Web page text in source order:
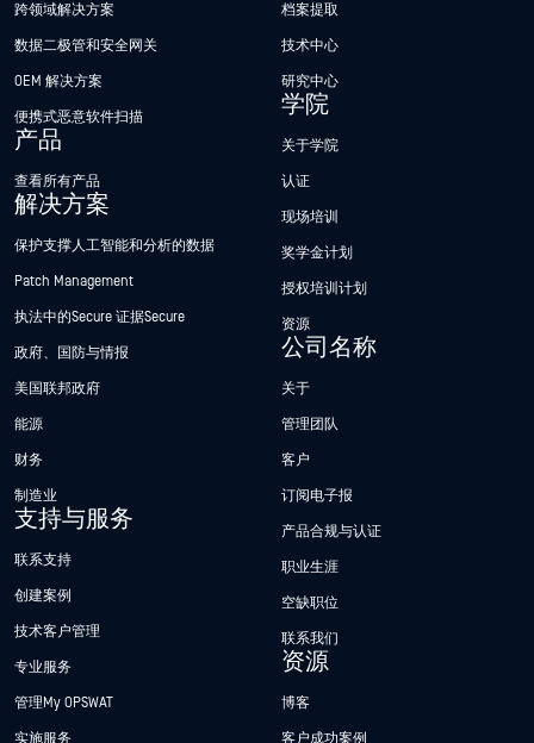
跨领域解决方案
数据二极管和安全网关
OEM 解决方案
便携式恶意软件扫描
产品
查看所有产品
解决方案
保护支撑人工智能和分析的数据
Patch Management
执法中的Secure 证据Secure
政府、国防与情报
美国联邦政府
能源
财务
制造业
支持与服务
联系支持
创建案例
技术客户管理
专业服务
管理My OPSWAT
实施服务
档案提取
技术中心
研究中心
学院
关于学院
认证
现场培训
奖学金计划
授权培训计划
资源
公司名称
关于
管理团队
客户
订阅电子报
产品合规与认证
职业生涯
空缺职位
联系我们
资源
博客
客户成功案例